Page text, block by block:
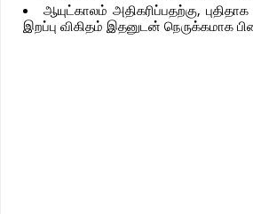
ஆயுட்காலம் அதிகரிப்பதற்கு,
இறப்பு விகிதம் இதனுடன் நெருக்கமாக